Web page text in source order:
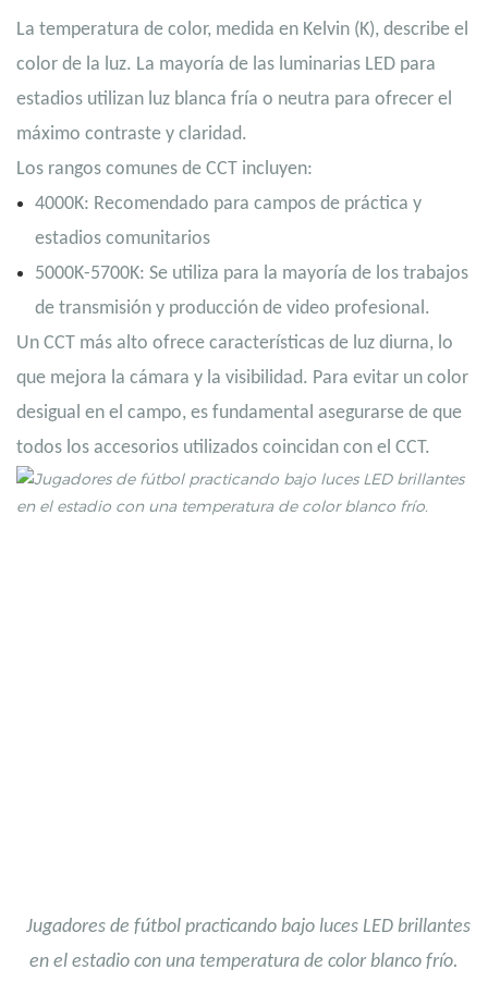
La temperatura de color, medida en Kelvin (K), describe el
color de la luz. La mayoría de las luminarias LED para
estadios utilizan luz blanca fría o neutra para ofrecer el
máximo contraste y claridad.
Los rangos comunes de CCT incluyen:
4000K: Recomendado para campos de práctica y
estadios comunitarios
5000K-5700K: Se utiliza para la mayoría de los trabajos
de transmisión y producción de video profesional.
Un CCT más alto ofrece características de luz diurna, lo
que mejora la cámara y la visibilidad. Para evitar un color
desigual en el campo, es fundamental asegurarse de que
todos los accesorios utilizados coincidan con el CCT.
Jugadores de fútbol practicando bajo luces LED brillantes
en el estadio con una temperatura de color blanco frío.